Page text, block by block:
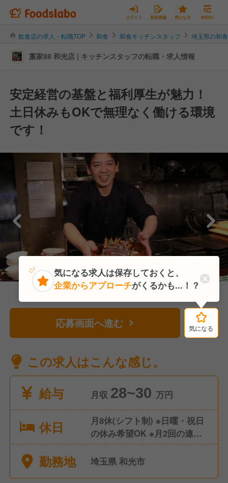
ログイン 新規登録 気になる MENU
飲食店の求人・転職TOP 和食 和食キッチンスタッフ 埼玉県の和
藁家88 和光店 | キッチンスタッフの転職・求人情報
安定経営の基盤と福利厚生が魅力！
土日休みもOKで無理なく働ける環境
です！
応募画面へ進む 気になる
この求人はこんな感じ。
給与
月収 28~30 万円
休日
月8休(シフト制) ※日曜・祝日
の休み希望OK ※月2回の連休
OK ※年末年始休暇有 ※他、夏
期・冬期休暇、年末年始休
勤務地 埼玉県 和光市
気になる
気になる求人は保存しておくと、
企業からアプローチがくるかも...！？